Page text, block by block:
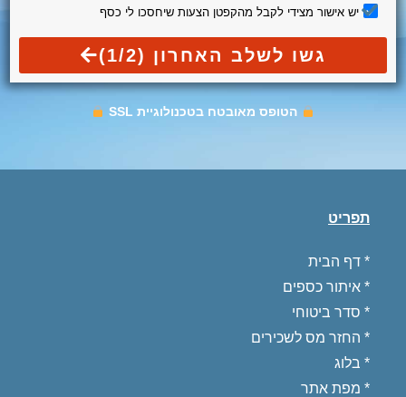
יש אישור מצידי לקבל מהקפטן הצעות שיחסכו לי כסף
גשו לשלב האחרון (1/2)
הטופס מאובטח בטכנולוגיית SSL
תפריט
* דף הבית
* איתור כספים
* סדר ביטוחי
* החזר מס לשכירים
* בלוג
* מפת אתר